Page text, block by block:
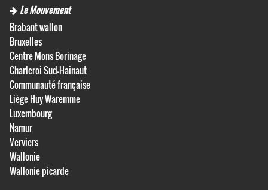
Le Mouvement
Brabant wallon
Bruxelles
Centre Mons Borinage
Charleroi Sud-Hainaut
Communauté française
Liège Huy Waremme
Luxembourg
Namur
Verviers
Wallonie
Wallonie picarde